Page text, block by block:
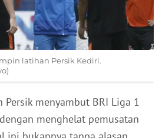
latihan Persik Kediri.
Persik menyambut BRI Liga 1
menghelat pemusatan